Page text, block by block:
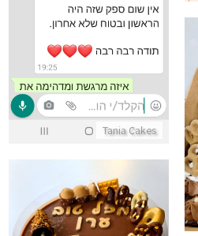
Tania Cakes